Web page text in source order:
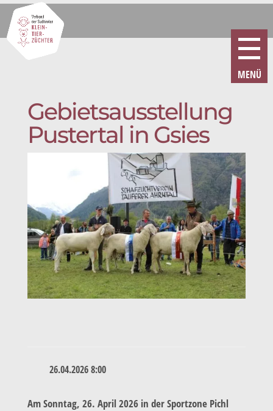
Gebietsausstellung
Pustertal in Gsies
26.04.2026 8:00
Am Sonntag, 26. April 2026 in der Sportzone Pichl